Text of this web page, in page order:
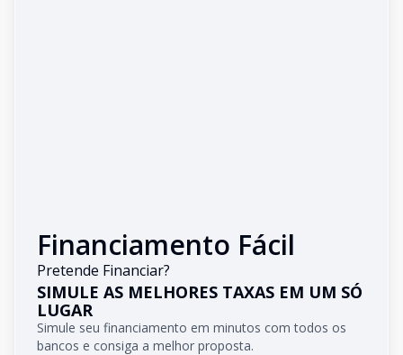
Financiamento Fácil
Pretende Financiar?
SIMULE AS MELHORES TAXAS EM UM SÓ
LUGAR
Simule seu financiamento em minutos com todos os
bancos e consiga a melhor proposta.